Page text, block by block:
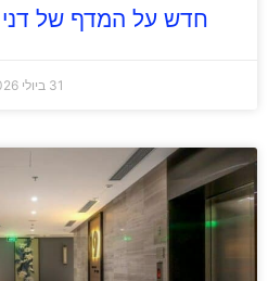
חדש על המדף של דני בר
31 ביולי 2026